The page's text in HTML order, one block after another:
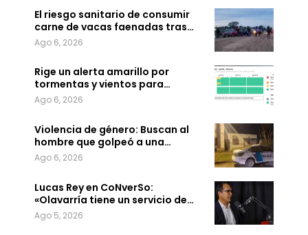
El riesgo sanitario de consumir
carne de vacas faenadas tras…
Ago 6, 2026
Rige un alerta amarillo por
tormentas y vientos para…
Ago 6, 2026
Violencia de género: Buscan al
hombre que golpeó a una…
Ago 6, 2026
Lucas Rey en CoNverSo:
«Olavarría tiene un servicio de…
Ago 5, 2026